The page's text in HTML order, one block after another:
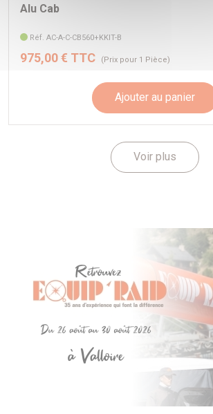
Alu Cab
Réf. AC-A-C-CB560+KKIT-B
975,00 € TTC (Prix pour 1 Pièce)
Ajouter au panier
Voir plus